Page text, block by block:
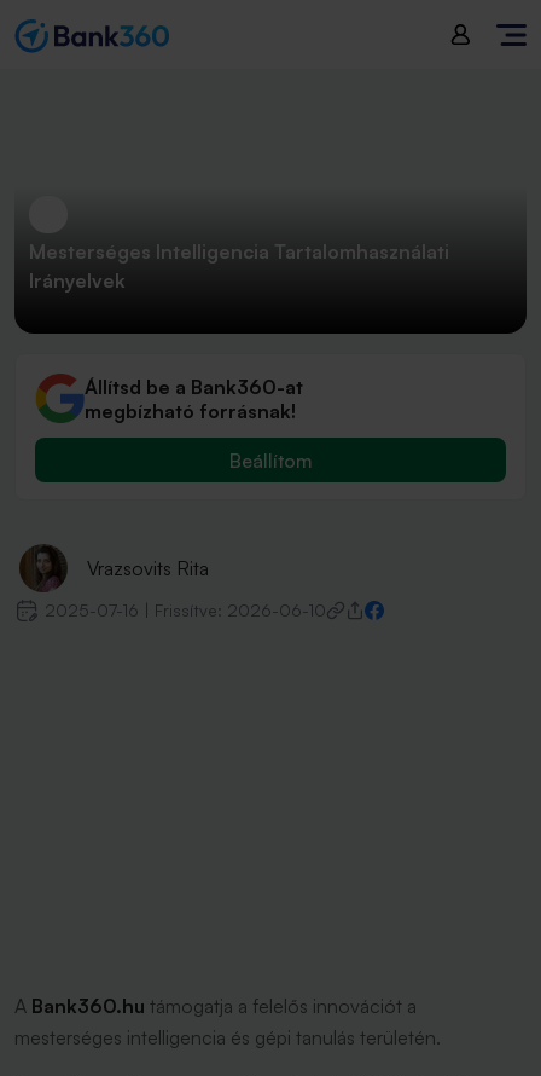
Mesterséges Intelligencia Tartalomhasználati
Irányelvek
Állítsd be a Bank360-at
megbízható forrásnak!
Beállítom
Vrazsovits Rita
2025-07-16 Frissítve: 2026-06-10
A Bank360.hu támogatja a felelős innovációt a
mesterséges intelligencia és gépi tanulás területén.